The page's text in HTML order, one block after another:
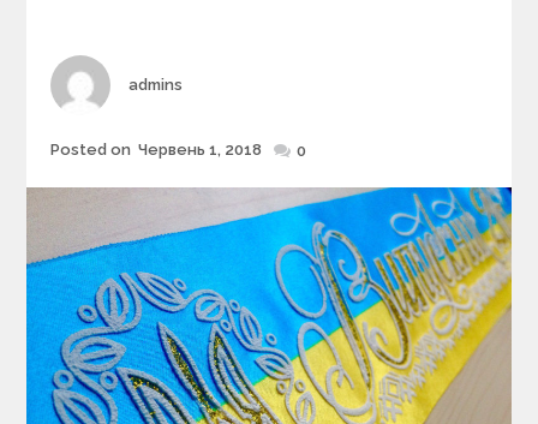
s
Author
admins
Posted
Posted on Червень 1, 2018 0